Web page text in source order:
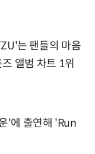
는 팬들의 마음
앨범 차트 1위
'에 출연해 'Run